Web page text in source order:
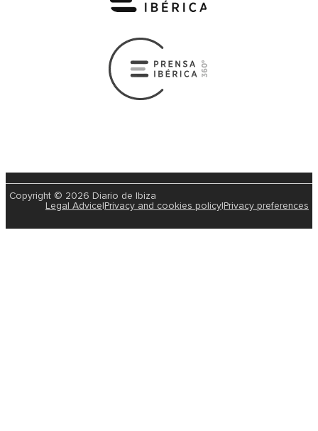
Copyright © 2026 Diario de Ibiza
Legal Advice Privacy and cookies policy Privacy preferences